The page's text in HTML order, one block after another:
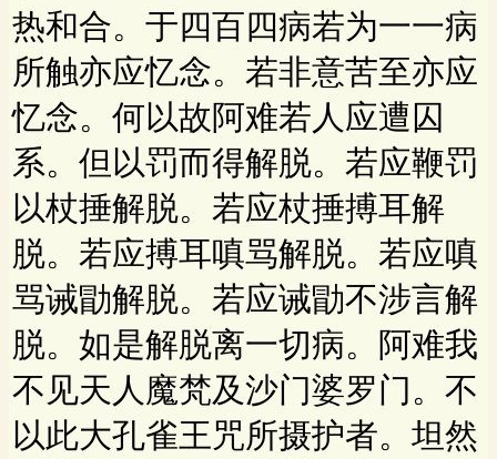
热和合。于四百四病若为一一病
所触亦应忆念。若非意苦至亦应
忆念。何以故阿难若人应遭囚
系。但以罚而得解脱。若应鞭罚
以杖捶解脱。若应杖捶搏耳解
脱。若应搏耳嗔骂解脱。若应嗔
骂诫勖解脱。若应诫勖不涉言解
脱。如是解脱离一切病。阿难我
不见天人魔梵及沙门婆罗门。不
以此大孔雀王咒所摄护者。坦然